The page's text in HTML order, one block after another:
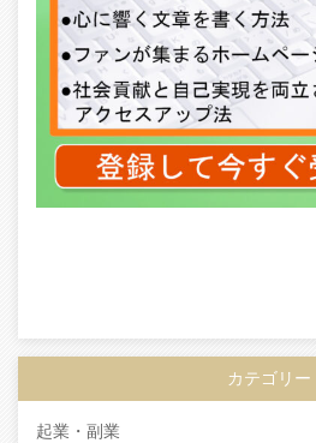
カテゴリー
起業・副業